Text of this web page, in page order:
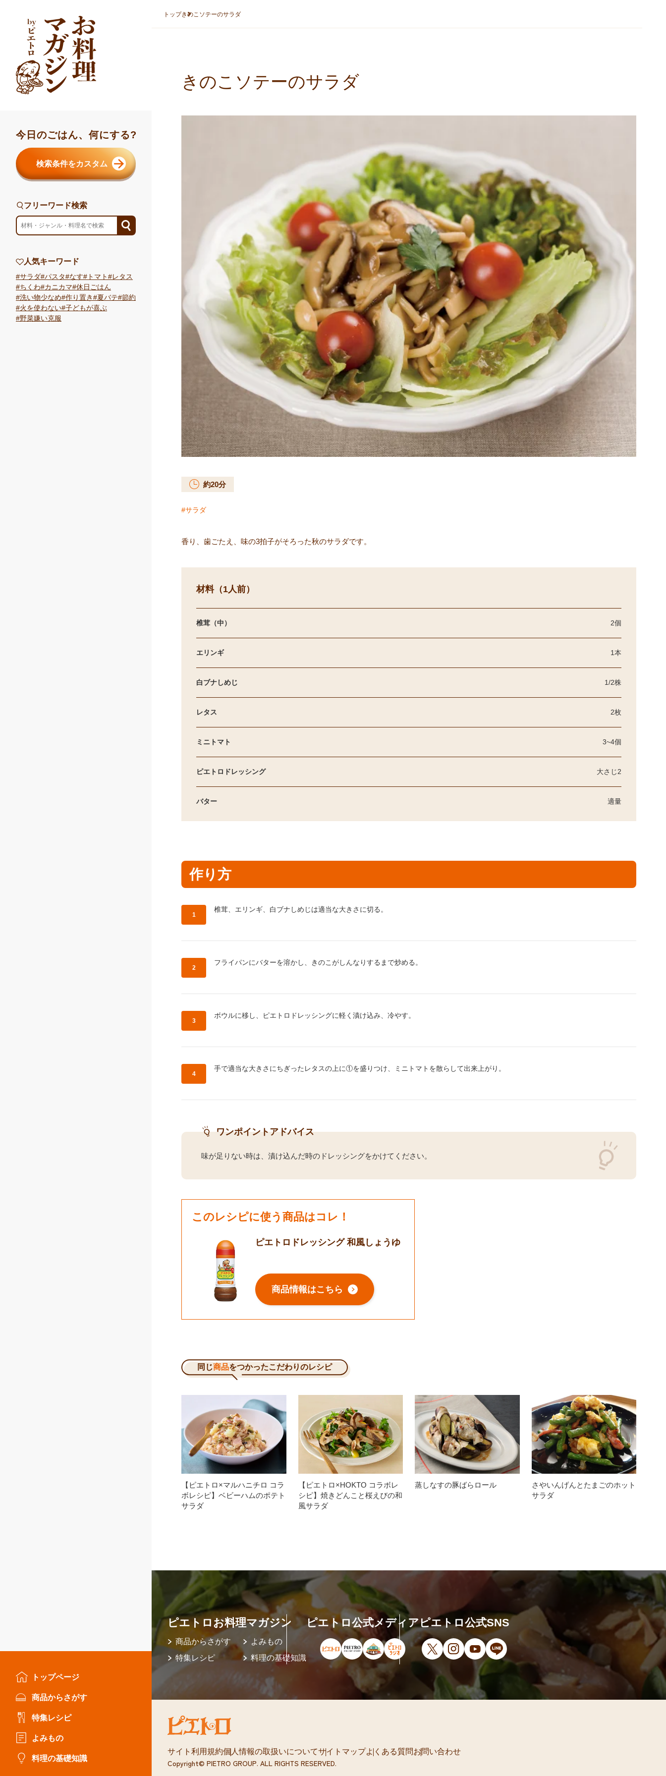
今日のごはん、何にする?
検索条件をカスタム
フリーワード検索
フリーワード検索
人気キーワード
サラダ パスタ なす トマト
レタス
ちくわ
カニカマ 休日ごはん
洗い物少なめ 作り置き 夏バテ 節約
火を使わない 子どもが喜ぶ
野菜嫌い克服
トップページ
商品からさがす
特集レシピ
よみもの
料理の基礎知識
トップきのこソテーのサラダ
きのこソテーのサラダ
約20分
サラダ
香り、歯ごたえ、味の3拍子がそろった秋のサラダです。
材料（1人前）
椎茸（中） 2個
エリンギ 1本
白ブナしめじ 1/2株
レタス 2枚
ミニトマト 3~4個
ピエトロドレッシング 大さじ2
バター 適量
作り方
作り方1：
椎茸、エリンギ、白ブナしめじは適当な大きさに切る。
作り方2：
フライパンにバターを溶かし、きのこがしんなりするまで炒める。
作り方3：
ボウルに移し、ピエトロドレッシングに軽く漬け込み、冷やす。
作り方4：
手で適当な大きさにちぎったレタスの上に①を盛りつけ、ミニトマトを散らして出来上がり。
ワンポイントアドバイス
味が足りない時は、漬け込んだ時のドレッシングをかけてください。
このレシピに使う商品はコレ！
ピエトロドレッシング 和風しょうゆ
商品情報はこちら
同じ商品をつかったこだわりのレシピ
【ピエトロ×マルハニチロ コラ
ボレシピ】ベビーハムのポテト
サラダ
【ピエトロ×HOKTO コラボレ
シピ】焼きどんこと桜えびの和
風サラダ
蒸しなすの豚ばらロール
さやいんげんとたまごのホット
サラダ
ピエトロお料理マガジン
商品からさがす
特集レシピ
よみもの
料理の基礎知識
ピエトロ公式メディア
ピエトロ公式サイト（新しいウィンドウで開きます）
ピエトロオンラインストア（新しいウィンドウで開きます）
ピエトロホームタウン（新しいウィンドウで開きます）
ピエトロラジオ（新しいウィンドウで開きます）
ピエトロ公式SNS
X（新しいウィンドウで開きます）
Instagram（新しいウィンドウで開きます）
YouTube（新しいウィンドウで開きます）
LINE（新しいウィンドウで開きます）
サイト利用規約個人情報の取扱いについてサイトマップよくある質問お問い合わせ
Copyright© PIETRO GROUP. ALL RIGHTS RESERVED.